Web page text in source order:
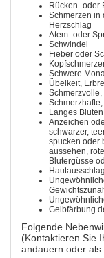
Rücken- oder
Schmerzen in
Herzschlag
Atem- oder
Schwindel
Fieber oder
Schwere
Übelkeit,
Langes
Anzeichen
schwarzer,
spucken oder
aussehen,
Blutergüsse
Gelbfärbung
Folgende
(Kontaktieren Sie
andauern oder